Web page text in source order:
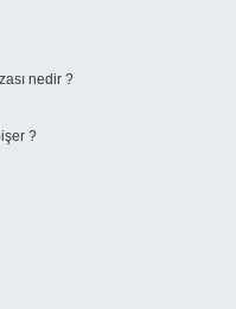
nedir ?
?